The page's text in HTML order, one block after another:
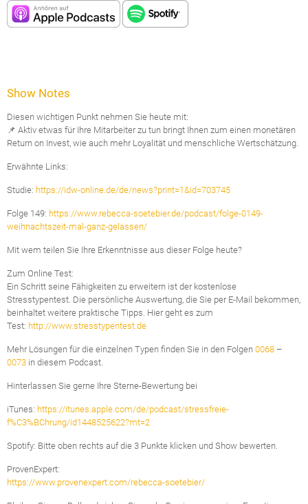
Show Notes
Diesen wichtigen Punkt nehmen Sie heute mit:
📌 Aktiv etwas für Ihre Mitarbeiter zu tun bringt Ihnen zum einen monetären
Return on Invest, wie auch mehr Loyalität und menschliche Wertschätzung.
Erwähnte Links:
Studie: https://idw-online.de/de/news?print=1&id=703745
Folge 149: https://www.rebecca-soetebier.de/podcast/folge-0149-
weihnachtszeit-mal-ganz-gelassen/
Mit wem teilen Sie Ihre Erkenntnisse aus dieser Folge heute?
Zum Online Test:
Ein Schritt seine Fähigkeiten zu erweitern ist der kostenlose
Stresstypentest. Die persönliche Auswertung, die Sie per E-Mail bekommen,
beinhaltet weitere praktische Tipps. Hier geht es zum
Test: http://www.stresstypentest.de
Mehr Lösungen für die einzelnen Typen finden Sie in den Folgen 0068 –
0073 in diesem Podcast.
Hinterlassen Sie gerne Ihre Sterne-Bewertung bei
iTunes: https://itunes.apple.com/de/podcast/stressfreie-
f%C3%BChrung/id1448525622?mt=2
Spotify: Bitte oben rechts auf die 3 Punkte klicken und Show bewerten.
ProvenExpert:
https://www.provenexpert.com/rebecca-soetebier/